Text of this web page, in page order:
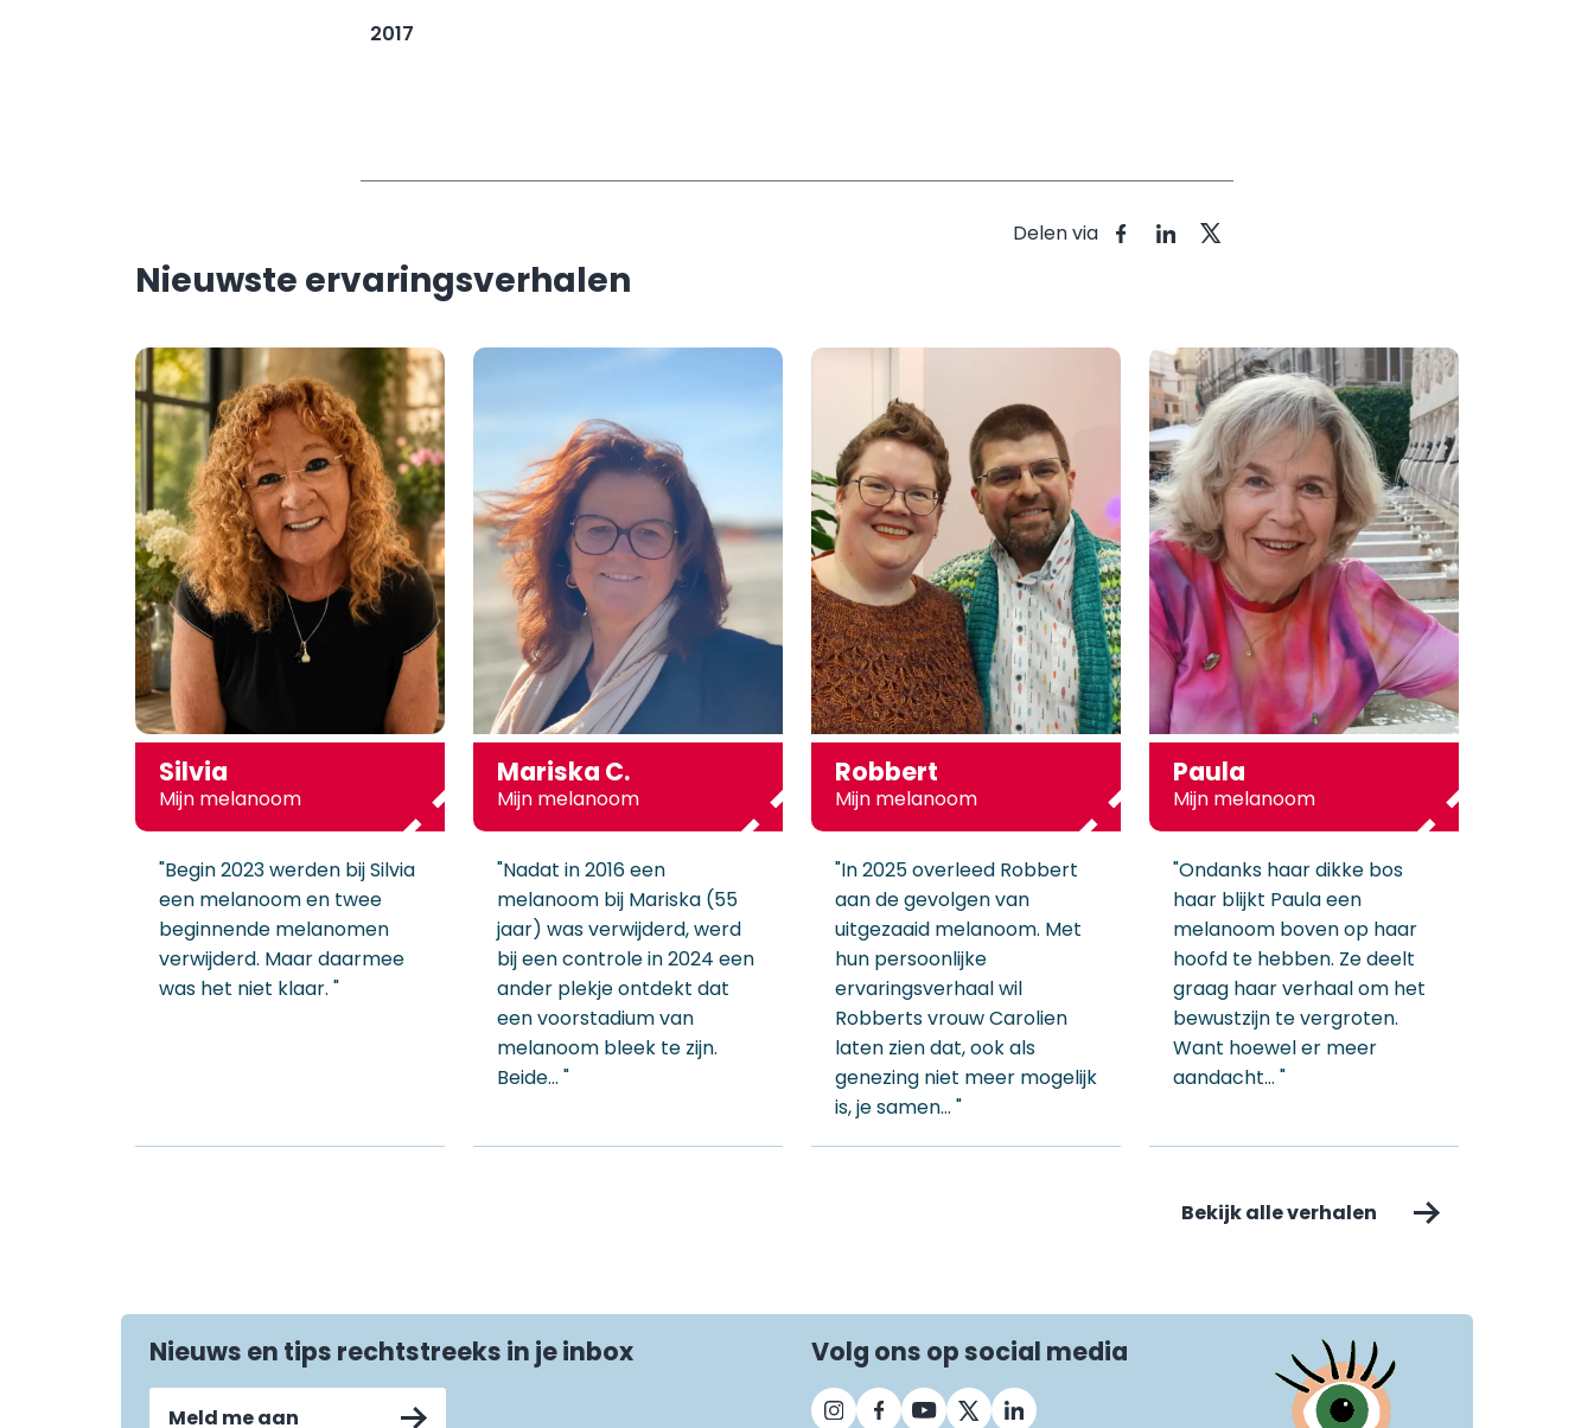
2017
Delen via
Nieuwste ervaringsverhalen
Silvia
Mijn melanoom
"Begin 2023 werden bij Silvia
een melanoom en twee
beginnende melanomen
verwijderd. Maar daarmee
was het niet klaar. "
Mariska C.
Mijn melanoom
"Nadat in 2016 een
melanoom bij Mariska (55
jaar) was verwijderd, werd
bij een controle in 2024 een
ander plekje ontdekt dat
een voorstadium van
melanoom bleek te zijn.
Beide… "
Robbert
Mijn melanoom
"In 2025 overleed Robbert
aan de gevolgen van
uitgezaaid melanoom. Met
hun persoonlijke
ervaringsverhaal wil
Robberts vrouw Carolien
laten zien dat, ook als
genezing niet meer mogelijk
is, je samen… "
Paula
Mijn melanoom
"Ondanks haar dikke bos
haar blijkt Paula een
melanoom boven op haar
hoofd te hebben. Ze deelt
graag haar verhaal om het
bewustzijn te vergroten.
Want hoewel er meer
aandacht… "
Bekijk alle verhalen
Nieuws en tips rechtstreeks in je inbox
Meld me aan
Volg ons op social media